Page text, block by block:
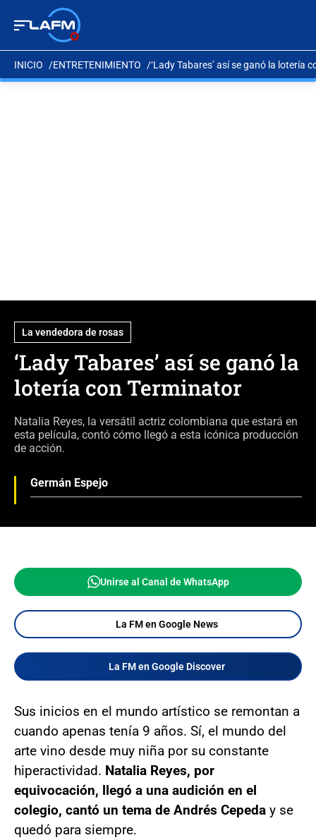
INICIO ENTRETENIMIENTO ‘Lady Tabares’ así se ganó la lotería
La vendedora de rosas
‘Lady Tabares’ así se ganó la
lotería con Terminator
Natalia Reyes, la versátil actriz colombiana que estará en
esta película, contó cómo llegó a esta icónica producción
de acción.
Germán Espejo
Unirse al Canal de WhatsApp
La FM en Google News
La FM en Google Discover
Sus inicios en el mundo artístico se remontan a
cuando apenas tenía 9 años. Sí, el mundo del
arte vino desde muy niña por su constante
hiperactividad. Natalia Reyes, por
equivocación, llegó a una audición en el
colegio, cantó un tema de Andrés Cepeda y se
quedó para siempre.